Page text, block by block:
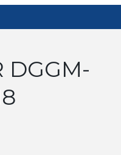
DGGM-